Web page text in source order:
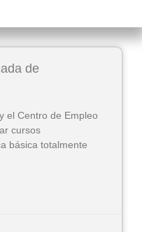
de
el Centro de Empleo
cursos
básica totalmente